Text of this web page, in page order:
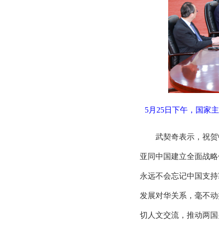
5月25日下午，国家
武契奇表示，祝
亚同中国建立全面战
永远不会忘记中国支
发展对华关系，毫不
切人文交流，推动两